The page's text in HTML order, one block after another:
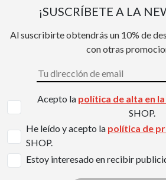
¡SUSCRÍBETE A LA
Al suscribirte obtendrás un 10% de
con otras
Acepto la política de alta en
SHOP.
He leído y acepto la política de
SHOP.
Estoy interesado en recibir